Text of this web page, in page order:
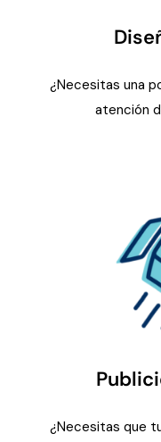
¿Necesitas una
atención
¿Necesitas que